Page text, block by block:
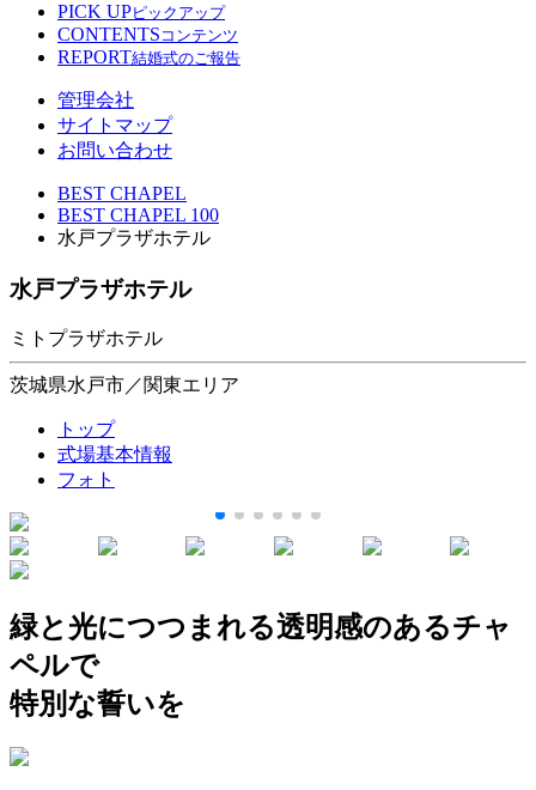
PICK UPピックアップ
CONTENTS コンテンツ
REPORT結婚式のご報告
管理会社
サイトマップ
お問い合わせ
BEST CHAPEL
BEST CHAPEL 100
水戸プラザホテル
水戸プラザホテル
ミトプラザホテル
茨城県水戸市／関東エリア
トップ
式場基本情報
フォト
緑と光につつまれる透明感のあるチャ
ペルで
特別な誓いを